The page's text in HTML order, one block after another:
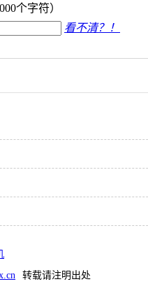
个字符）
看不清？！
转载请注明出处